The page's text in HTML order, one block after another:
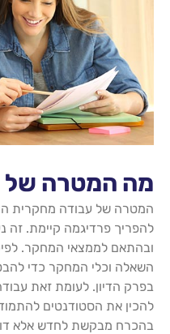
מה המטרה של
המטרה של עבודה מחקרית
להפריך פרדיגמה קיימת. זה
ובהתאם לממצאי המחקר.
השאלה וכלי המחקר כדי
בפרק הדיון. לעומת זאת
להכין את הסטודנטים
בהכרח מבקשת לחדש אלא